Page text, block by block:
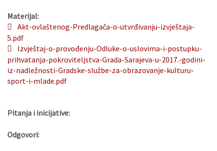
Materijal:
Akt-ovlaštenog-Predlagača-o-utvrđivanju-izvještaja-
5.pdf
Izvještaj-o-provođenju-Odluke-o-uslovima-i-postupku-
prihvatanja-pokroviteljstva-Grada-Sarajeva-u-2017.-godini-
iz-nadležnosti-Gradske-službe-za-obrazovanje-kulturu-
sport-i-mlade.pdf
Pitanja i inicijative:
Odgovori: